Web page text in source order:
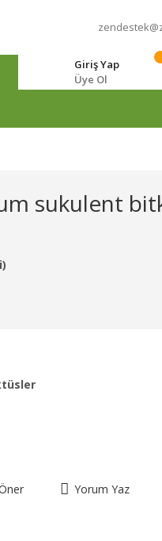
Giriş Yap
Üye Ol
sukulent
Yorum Yaz